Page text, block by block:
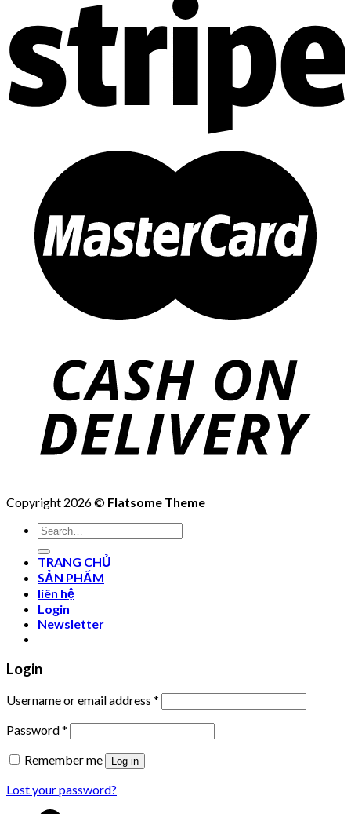
Copyright 2026 © Flatsome Theme
Search
for:
TRANG CHỦ
SẢN PHẨM
liên hệ
Login
Newsletter
Login
Username or email address *
Password*
Remember me
Log in
Lost your password?